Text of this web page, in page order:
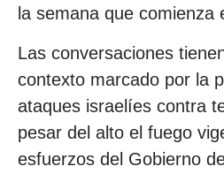
la semana que comienza
Las conversaciones
contexto marcado por la
ataques israelíes contra
pesar del alto el fuego
esfuerzos del Gobierno